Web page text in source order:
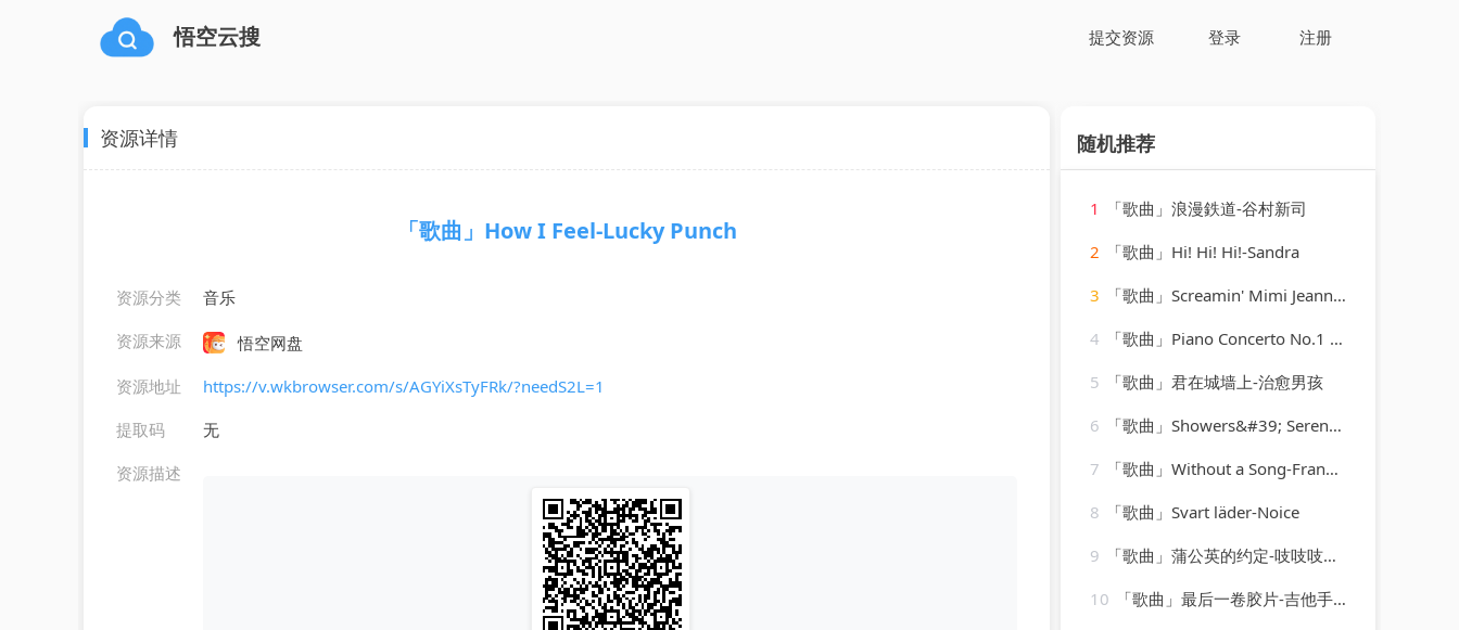
悟空云搜 提交资源 登录 注册
资源详情
「歌曲」How I Feel-Lucky Punch
资源分类
音乐
资源来源
悟空网盘
资源地址
https://v.wkbrowser.com/s/AGYiXsTyFRk/?needS2L=1
提取码
无
资源描述
随机推荐
1
「歌曲」浪漫鉄道-谷村新司
2
「歌曲」Hi! Hi! Hi!-Sandra
3
「歌曲」Screamin' Mimi Jeannie-Mickey Hawks
4
「歌曲」Piano Concerto No.1 in C, Op.15-Otto Klemperer(1)
5
「歌曲」君在城墙上-治愈男孩
6
「歌曲」Showers&#39; Serene Stories-Rainforest Ambience
7
「歌曲」Without a Song-Frank Sinatra、Tommy Dorsey Orchestra、Vincent Youmans
8
「歌曲」Svart läder-Noice
9
「歌曲」蒲公英的约定-吱吱吱小吱
10
「歌曲」最后一卷胶片-吉他手大怪兽